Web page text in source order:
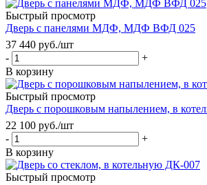
Быстрый просмотр
Дверь с панелями МДФ, МДФ ВФД 025
37 440 руб./шт
-
+
В корзину
Быстрый просмотр
Дверь с порошковым напылением, в
22 100 руб./шт
-
+
В корзину
Быстрый просмотр